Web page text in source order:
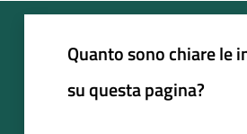
Quanto sono chiare le
su questa pagina?